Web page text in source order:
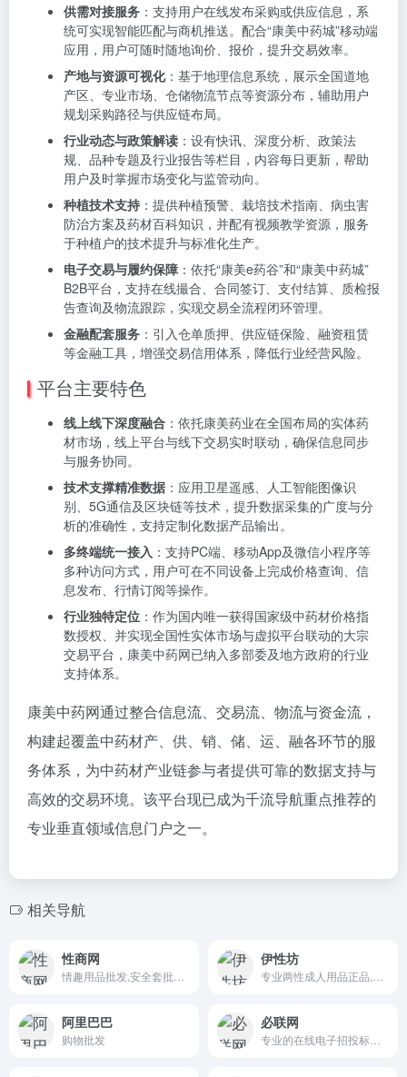
供需对接服务 ：支持用户在线发布采购或供应信息，系
统可实现智能匹配与商机推送。配合“康美中药城”移动端
应用，用户可随时随地询价、报价，提升交易效率。
产地与资源可视化：基于地理信息系统，展示全国道地
产区、专业市场、仓储物流节点等资源分布，辅助用户
规划采购路径与供应链布局。
行业动态与政策解读 ：设有快讯、深度分析、政策法
规、品种专题及行业报告等栏目，内容每日更新，帮助
用户及时掌握市场变化与监管动向。
种植技术支持 ：提供种植预警、栽培技术指南、病虫害
防治方案及药材百科知识，并配有视频教学资源，服务
于种植户的技术提升与标准化生产。
电子交易与履约保障 ：依托“康美e药谷”和“康美中药城”
B2B平台，支持在线撮合、合同签订、支付结算、质检报
告查询及物流跟踪，实现交易全流程闭环管理。
金融配套服务 ：引入仓单质押、供应链保险、融资租赁
等金融工具，增强交易信用体系，降低行业经营风险。
平台主要特色
线上线下深度融合 ：依托康美药业在全国布局的实体药
材市场，线上平台与线下交易实时联动，确保信息同步
与服务协同。
技术支撑精准数据 ：应用卫星遥感、人工智能图像识
别、5G通信及区块链等技术，提升数据采集的广度与分
析的准确性，支持定制化数据产品输出。
多终端统一接入 ：支持PC端、移动App及微信小程序等
多种访问方式，用户可在不同设备上完成价格查询、信
息发布、行情订阅等操作。
行业独特定位 ：作为国内唯一获得国家级中药材价格指
数授权、并实现全国性实体市场与虚拟平台联动的大宗
交易平台，康美中药网已纳入多部委及地方政府的行业
支持体系。
康美中药网通过整合信息流、交易流、物流与资金流，
构建起覆盖中药材产、供、销、储、运、融各环节的服
务体系，为中药材产业链参与者提供可靠的数据支持与
高效的交易环境。该平台现已成为千流导航重点推荐的
专业垂直领域信息门户之一。
相关导航
性商网 伊性坊
阿里巴巴
购物批发
必联网